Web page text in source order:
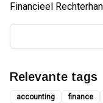
Financieel
Relevante tags
accounting finance